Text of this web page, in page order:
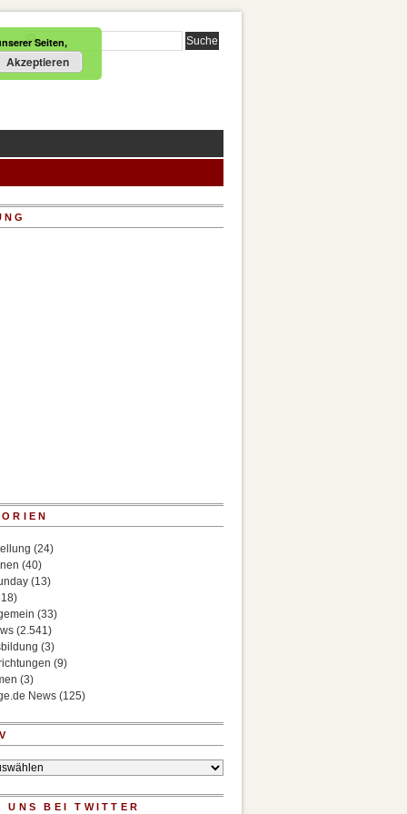
(24)
(40)
(13)
(33)
(2.541)
(3)
(9)
(3)
News (125)
UNS BEI TWITTER
Seiten,
Akzeptieren